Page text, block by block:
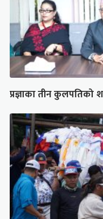
प्रज्ञाका तीन कुलपतिको